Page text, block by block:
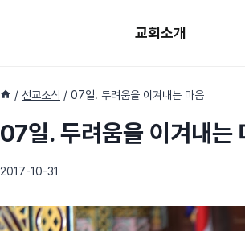
교회소개
/ 선교소식 / 07일. 두려움을 이겨내는 마음
07일. 두려움을 이겨내는
2017-10-31